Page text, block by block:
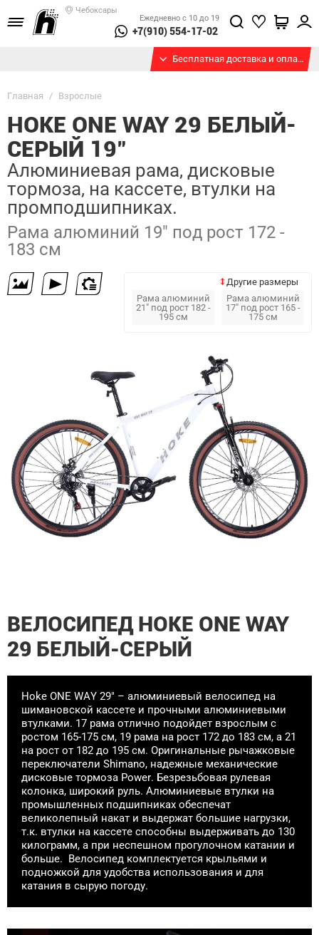
Чебоксары
Ежедневно с 10 до 19
+7(910) 554-17-02
Бесплатная доставка и оплата при получении
Главная / Взрослые
HOKE ONE WAY 29 БЕЛЫЙ-
СЕРЫЙ 19"
Алюминиевая рама, дисковые
тормоза, на кассете, втулки на
промподшипниках.
Рама алюминий 19" под рост 172 -
183 см
Другие размеры
Рама алюминий
17" под рост 165 -
175 см
Рама алюминий
21" под рост 182 -
195 см
ВЕЛОСИПЕД HOKE ONE WAY
29 БЕЛЫЙ-СЕРЫЙ
Hoke ONE WAY 29" – алюминиевый велосипед на
шимановской кассете и прочными алюминиевыми
втулками. 17 рама отлично подойдет взрослым с
ростом 165-175 см, 19 рама на рост 172 до 183 см, а 21
на рост от 182 до 195 см. Оригинальные рычажковые
переключатели Shimano, надежные механические
дисковые тормоза Power. Безрезьбовая рулевая
колонка, широкий руль. Алюминиевые втулки на
промышленных подшипниках обеспечат
великолепный накат и выдержат большие нагрузки,
т.к. втулки на кассете способны выдерживать до 130
килограмм, а при неспешном прогулочном катании и
больше. Велосипед комплектуется крыльями и
подножкой для удобства использования и для
катания в сырую погоду.